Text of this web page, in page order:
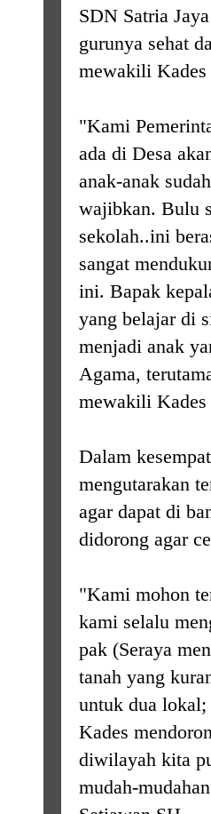
SDN Satria
gurunya sehat
mewakili Kades
"Kami
ada di Desa
anak-anak
wajibkan. Bulu
sekolah..ini
sangat
ini. Bapak
yang belajar di
menjadi anak
Agama,
mewakili Kades
Dalam
mengutarakan
agar dapat di
didorong agar
"Kami mohon
kami selalu
pak (Seraya
tanah yang
untuk dua lokal;
Kades
diwilayah kita
mudah-